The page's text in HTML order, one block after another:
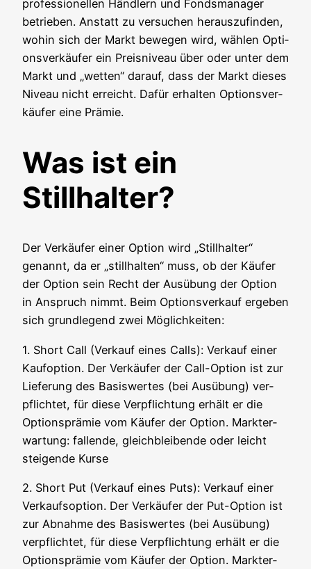
pro­fes­sio­nel­len Händ­lern und Fonds­ma­na­ger
betrie­ben. Anstatt zu ver­su­chen her­aus­zu­fin­den,
wohin sich der Markt bewe­gen wird, wäh­len Opti­
ons­ver­käu­fer ein Preis­ni­veau über oder unter dem
Markt und „wet­ten“ dar­auf, dass der Markt die­ses
Niveau nicht erreicht. Dafür erhal­ten Opti­ons­ver­
käu­fer eine Prämie.
Was ist ein
Stillhalter?
Der Ver­käu­fer einer Opti­on wird „Still­hal­ter“
genannt, da er „still­hal­ten“ muss, ob der Käu­fer
der Opti­on sein Recht der Aus­übung der Opti­on
in Anspruch nimmt. Beim Opti­ons­ver­kauf erge­ben
sich grund­le­gend zwei Möglichkeiten:
1. Short Call (Ver­kauf eines Calls): Ver­kauf einer
Kauf­op­ti­on. Der Ver­käu­fer der Call-Opti­on ist zur
Lie­fe­rung des Basis­wer­tes (bei Aus­übung) ver­
pflich­tet, für die­se Ver­pflich­tung erhält er die
Opti­ons­prä­mie vom Käu­fer der Opti­on. Markt­er­
war­tung: fal­len­de, gleich­blei­ben­de oder leicht
stei­gen­de Kurse
2. Short Put (Ver­kauf eines Puts): Ver­kauf einer
Ver­kaufs­op­ti­on. Der Ver­käu­fer der Put-Opti­on ist
zur Abnah­me des Basis­wer­tes (bei Aus­übung)
ver­pflich­tet, für die­se Ver­pflich­tung erhält er die
Opti­ons­prä­mie vom Käu­fer der Opti­on. Markt­er­